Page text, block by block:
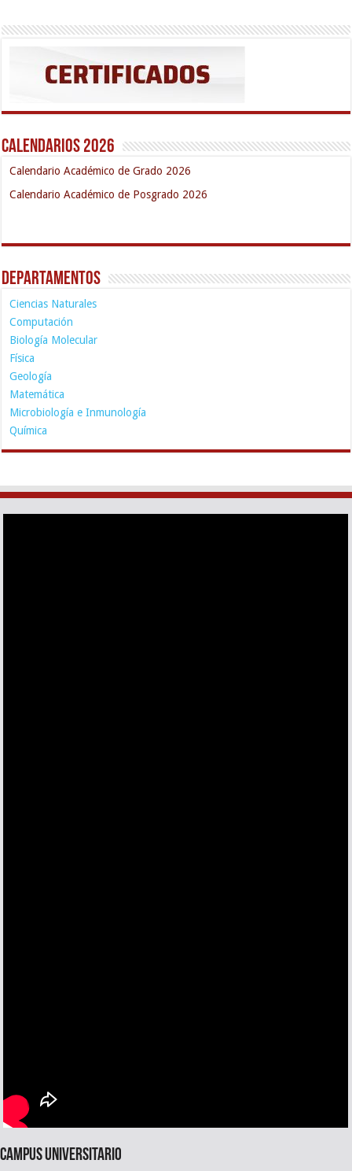
Calendarios 2026
Calendario Académico de Grado 2026
Calendario Académico de Posgrado 2026
Departamentos
Ciencias Naturales
Computación
Biología Molecular
Física
Geología
Matemática
Microbiología e Inmunología
Química
Campus universitario